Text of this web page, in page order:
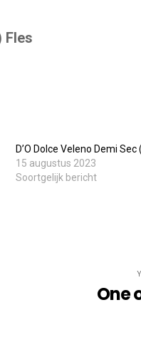
Fles
D’O Dolce Veleno Demi
15 augustus 2023
Soortgelijk bericht
One